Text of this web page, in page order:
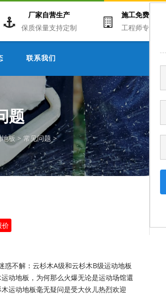
厂家自营生产
保质保量支持定制
施工免费
工程师专家领衔
联系我们
题
板>常见问题 >
价
不解：云杉木A级和云杉木B级运动地板
动地板，为何那么火爆无论是运动场馆還
运动地板毫无疑问是受大伙儿热烈欢迎